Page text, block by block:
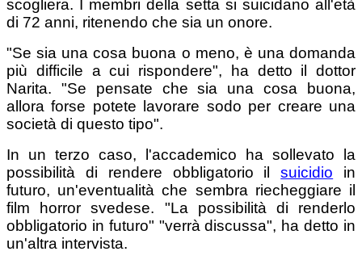
scogliera. I membri della setta si suicidano all'età
di 72 anni, ritenendo che sia un onore.
"Se sia una cosa buona o meno, è una domanda
più difficile a cui rispondere", ha detto il dottor
Narita. "Se pensate che sia una cosa buona,
allora forse potete lavorare sodo per creare una
società di questo tipo".
In un terzo caso, l'accademico ha sollevato la
possibilità di rendere obbligatorio il
suicidio
in
futuro, un'eventualità che sembra riecheggiare il
film horror svedese. "La possibilità di renderlo
obbligatorio in futuro" "verrà discussa", ha detto in
un'altra intervista.